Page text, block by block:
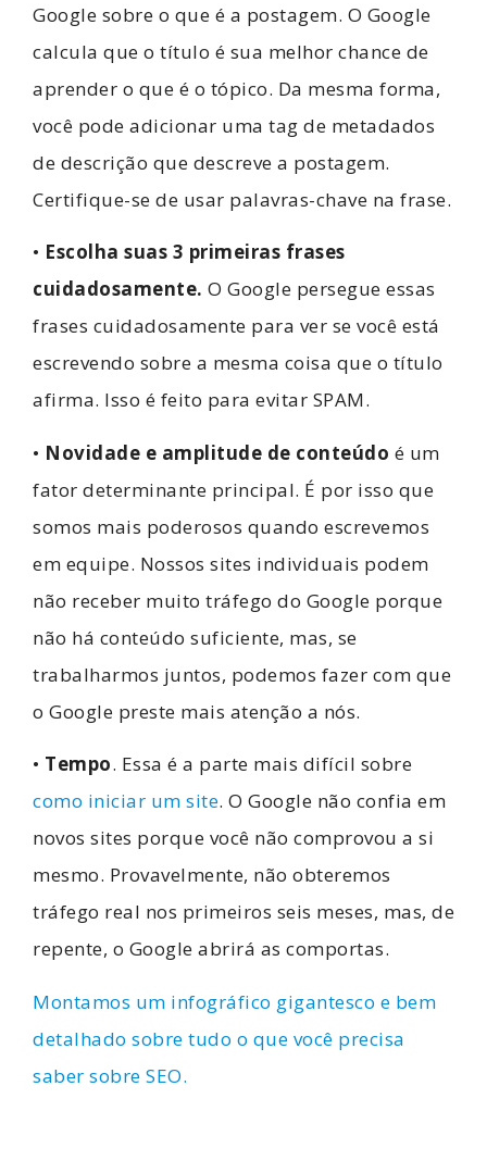
Google sobre o que é a postagem. O Google
calcula que o título é sua melhor chance de
aprender o que é o tópico. Da mesma forma,
você pode adicionar uma tag de metadados
de descrição que descreve a postagem.
Certifique-se de usar palavras-chave na frase.
• Escolha suas 3 primeiras frases
cuidadosamente. O Google persegue essas
frases cuidadosamente para ver se você está
escrevendo sobre a mesma coisa que o título
afirma. Isso é feito para evitar SPAM.
• Novidade e amplitude de conteúdo é um
fator determinante principal. É por isso que
somos mais poderosos quando escrevemos
em equipe. Nossos sites individuais podem
não receber muito tráfego do Google porque
não há conteúdo suficiente, mas, se
trabalharmos juntos, podemos fazer com que
o Google preste mais atenção a nós.
• Tempo. Essa é a parte mais difícil sobre
como iniciar um site. O Google não confia em
novos sites porque você não comprovou a si
mesmo. Provavelmente, não obteremos
tráfego real nos primeiros seis meses, mas, de
repente, o Google abrirá as comportas.
Montamos um infográfico gigantesco e bem
detalhado sobre tudo o que você precisa
saber sobre SEO.